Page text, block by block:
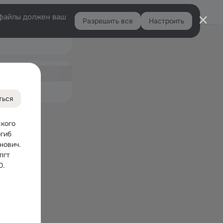
Войти
должен ваш Разрешить все Настроить